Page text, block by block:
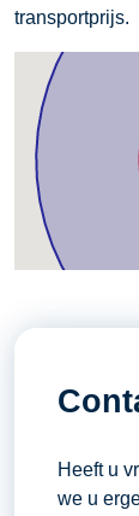
transportprijs.
Heeft u
we u